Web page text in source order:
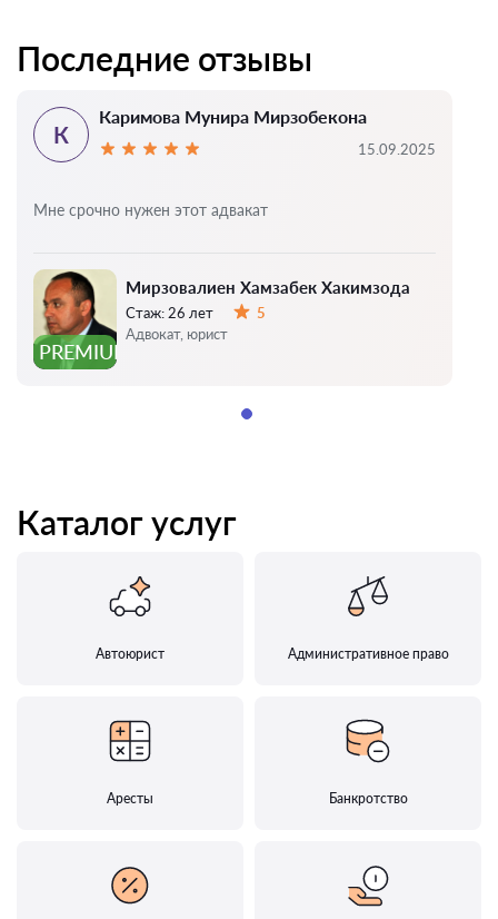
Последние отзывы
PREMIUM
Мирзовалиен Хамзабек Хакимзода
Стаж: 26 лет
5
Адвокат, юрист
К
Каримова Мунира Мирзобекона
15.09.2025
Мне срочно нужен этот адвакат
Каталог услуг
Автоюрист Административное право
Аресты Банкротство